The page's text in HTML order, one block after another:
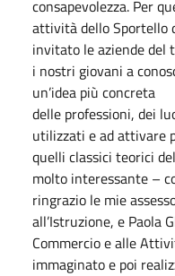
consapevolezza. Per
attività dello Sportello
invitato le aziende del
i nostri giovani a
un’idea più concreta
delle professioni, dei
utilizzati e ad attivare
quelli classici teorici
molto interessante –
ringrazio le mie
all’Istruzione, e Paola
Commercio e alle
immaginato e poi